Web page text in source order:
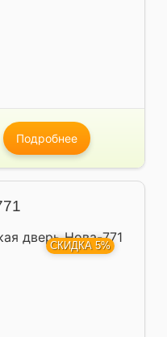
Подробнее
СКИДКА 5%